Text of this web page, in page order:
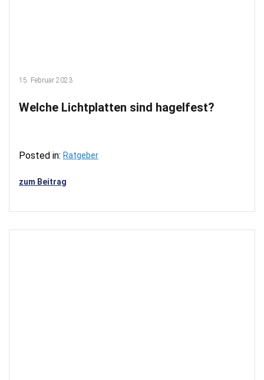
15. Februar 2023
Welche Lichtplatten sind hagelfest?
Posted in: Ratgeber
zum Beitrag